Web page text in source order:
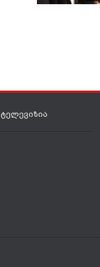
ტელევიზია